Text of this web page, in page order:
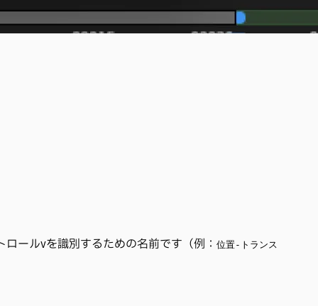
ロールVを識別するための名前です（例： 位置-トランス